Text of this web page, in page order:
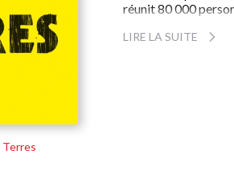
Terres
réunit 80 000
plusieurs voix et des
LIRE LA SUITE